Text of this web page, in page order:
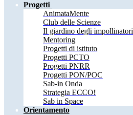
Progetti
AnimataMente
Club delle Scienze
Il giardino degli impollinatori
Mentoring
Progetti di istituto
Progetti PCTO
Progetti PNRR
Progetti PON/POC
Sab-in Onda
Strategia ECCO!
Sab in Space
Orientamento